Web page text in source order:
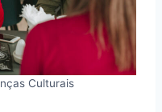
Culturais